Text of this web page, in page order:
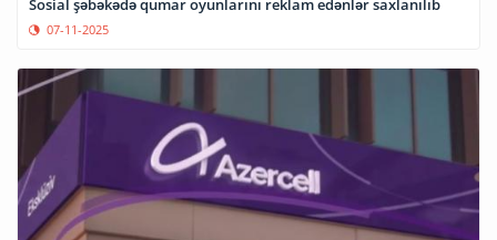
Sosial şəbəkədə qumar oyunlarını reklam edənlər saxlanılıb
07-11-2025